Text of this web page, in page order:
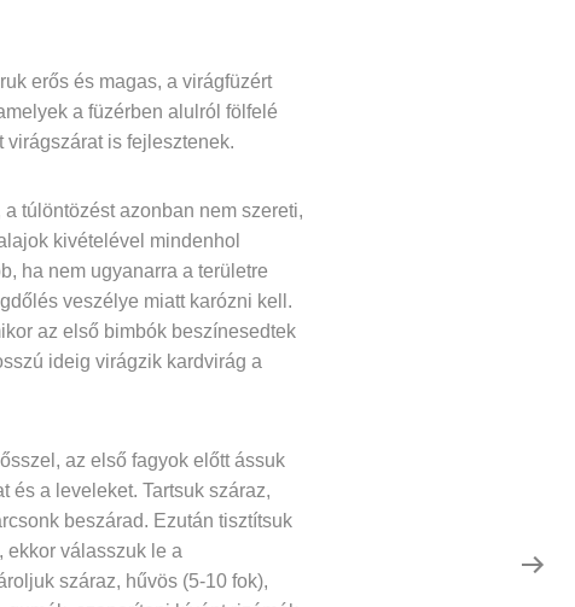
erős és magas, a virágfüzért
a füzérben alulról fölfelé
virágszárat is fejlesztenek.
túlöntözést azonban nem szereti,
kivételével mindenhol
ha nem ugyanarra a területre
veszélye miatt karózni kell.
az első bimbók beszínesedtek
ideig virágzik kardvirág a
az első fagyok előtt ássuk
és a leveleket. Tartsuk száraz,
beszárad. Ezután tisztítsuk
ekkor válasszuk le a
száraz, hűvös (5-10 fok),